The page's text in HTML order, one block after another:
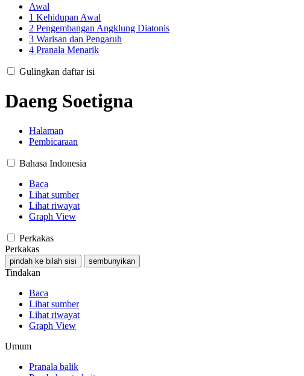
Awal
1 Kehidupan Awal
2 Pengembangan Angklung Diatonis
3 Warisan dan Pengaruh
4 Pranala Menarik
Gulingkan daftar isi
Daeng Soetigna
Halaman
Pembicaraan
Bahasa Indonesia
Baca
Lihat sumber
Lihat riwayat
Graph View
Perkakas
Perkakas
pindah ke bilah sisi sembunyikan
Tindakan
Baca
Lihat sumber
Lihat riwayat
Graph View
Umum
Pranala balik